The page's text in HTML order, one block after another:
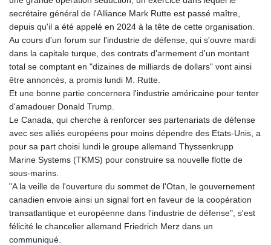
1589861.560911
ISK 142.614473
JEP 0.857003
JMD 183.004683
JOD 0.819461
JPY 182.465669
KES 148.856198
KGS 101.074744
KMF 492.370809
KRW 1629.805632
KWD 0.35675
KYD 0.96031
LAK 26018.135435
LBP
103193.107569
LKR 386.523165
secrétaire général de l'Alliance Mark Rutte est passé maître,
depuis qu'il a été appelé en 2024 à la tête de cette organisation.
Au cours d'un forum sur l'industrie de défense, qui s'ouvre mardi
dans la capitale turque, des contrats d'armement d'un montant
total se comptant en "dizaines de milliards de dollars" vont ainsi
être annoncés, a promis lundi M. Rutte.
Et une bonne partie concernera l'industrie américaine pour tenter
d'amadouer Donald Trump.
Le Canada, qui cherche à renforcer ses partenariats de défense
avec ses alliés européens pour moins dépendre des Etats-Unis, a
pour sa part choisi lundi le groupe allemand Thyssenkrupp
Marine Systems (TKMS) pour construire sa nouvelle flotte de
sous-marins.
"A la veille de l'ouverture du sommet de l'Otan, le gouvernement
canadien envoie ainsi un signal fort en faveur de la coopération
transatlantique et européenne dans l'industrie de défense", s'est
félicité le chancelier allemand Friedrich Merz dans un
communiqué.